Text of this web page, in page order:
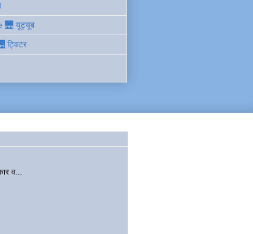
🌉 यूट्यूब
ट्विटर
व...